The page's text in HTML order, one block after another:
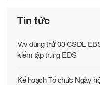
Tin tức
V/v dùng thử 03 CSDL
kiếm tập trung EDS
Kế hoạch Tổ chức Ngày